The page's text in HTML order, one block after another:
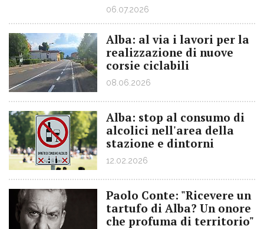
06.07.2026
Alba: al via i lavori per la
realizzazione di nuove
corsie ciclabili
08.06.2026
Alba: stop al consumo di
alcolici nell'area della
stazione e dintorni
12.02.2026
Paolo Conte: "Ricevere un
tartufo di Alba? Un onore
che profuma di territorio"